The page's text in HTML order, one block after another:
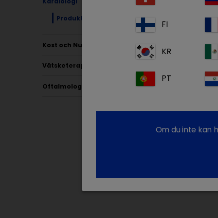
Produkter
Kost och Nutrition
Vätsketerapi
Oftalmologi
FI
KR
PT
Om du inte kan